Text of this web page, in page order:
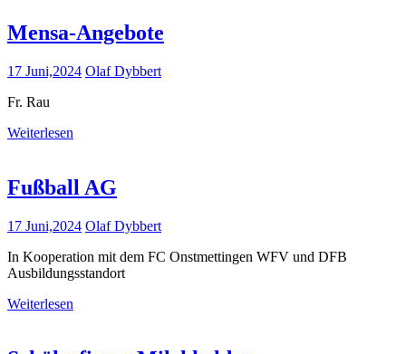
Mensa-Angebote
17 Juni,2024 Olaf Dybbert
Fr. Rau
Weiterlesen
Fußball AG
17 Juni,2024 Olaf Dybbert
In Kooperation mit dem FC Onstmettingen WFV und DFB
Ausbildungsstandort
Weiterlesen